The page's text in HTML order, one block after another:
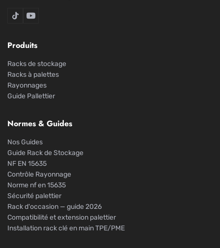
Rack De Stockage sur TikTok
Rack De Stockage sur YouTube
Produits
Racks de stockage
Racks à palettes
Rayonnages
Guide Pallettier
Normes & Guides
Nos Guides
Guide Rack de Stockage
NF EN 15635
Contrôle Rayonnage
Norme nf en 15635
Sécurité palettier
Rack d'occasion — guide 2026
Compatibilité et extension palettier
Installation rack clé en main TPE/PME